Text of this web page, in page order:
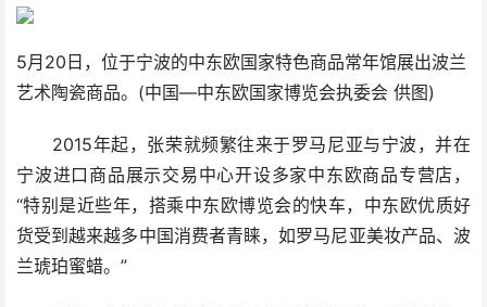
5月20日，位于宁波的中东欧国家特色商品常年馆展出波兰
艺术陶瓷商品。(中国—中东欧国家博览会执委会 供图)
2015年起，张荣就频繁往来于罗马尼亚与宁波，并在
宁波进口商品展示交易中心开设多家中东欧商品专营店，
“特别是近些年，搭乘中东欧博览会的快车，中东欧优质好
货受到越来越多中国消费者青睐，如罗马尼亚美妆产品、波
兰琥珀蜜蜡。”